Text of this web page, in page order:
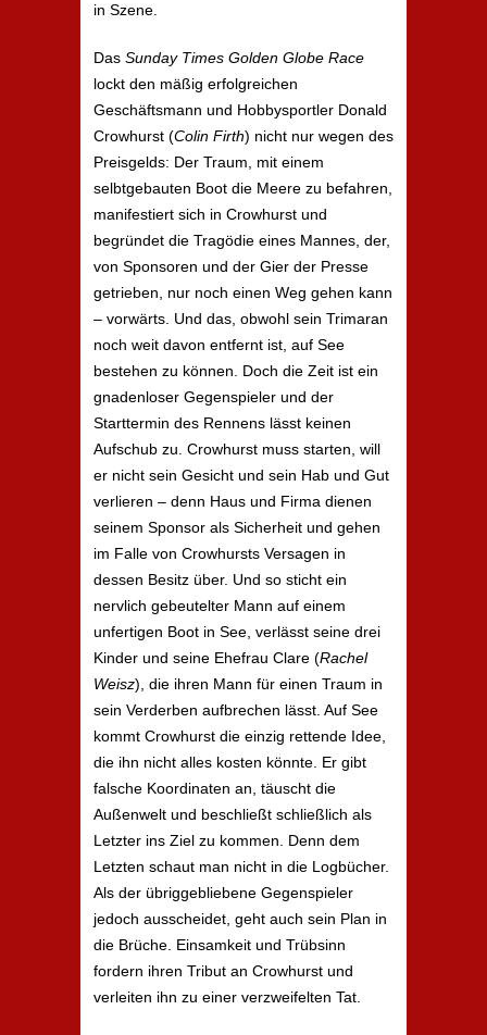
in Szene.
Das Sunday Times Golden Globe Race
lockt den mäßig erfolgreichen
Geschäftsmann und Hobbysportler Donald
Crowhurst (Colin Firth) nicht nur wegen des
Preisgelds: Der Traum, mit einem
selbtgebauten Boot die Meere zu befahren,
manifestiert sich in Crowhurst und
begründet die Tragödie eines Mannes, der,
von Sponsoren und der Gier der Presse
getrieben, nur noch einen Weg gehen kann
– vorwärts. Und das, obwohl sein Trimaran
noch weit davon entfernt ist, auf See
bestehen zu können. Doch die Zeit ist ein
gnadenloser Gegenspieler und der
Starttermin des Rennens lässt keinen
Aufschub zu. Crowhurst muss starten, will
er nicht sein Gesicht und sein Hab und Gut
verlieren – denn Haus und Firma dienen
seinem Sponsor als Sicherheit und gehen
im Falle von Crowhursts Versagen in
dessen Besitz über. Und so sticht ein
nervlich gebeutelter Mann auf einem
unfertigen Boot in See, verlässt seine drei
Kinder und seine Ehefrau Clare (Rachel
Weisz), die ihren Mann für einen Traum in
sein Verderben aufbrechen lässt. Auf See
kommt Crowhurst die einzig rettende Idee,
die ihn nicht alles kosten könnte. Er gibt
falsche Koordinaten an, täuscht die
Außenwelt und beschließt schließlich als
Letzter ins Ziel zu kommen. Denn dem
Letzten schaut man nicht in die Logbücher.
Als der übriggebliebene Gegenspieler
jedoch ausscheidet, geht auch sein Plan in
die Brüche. Einsamkeit und Trübsinn
fordern ihren Tribut an Crowhurst und
verleiten ihn zu einer verzweifelten Tat.